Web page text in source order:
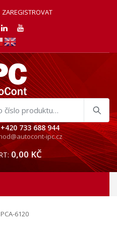
733 688 944
ipc.cz
0,00 KČ
PCA-6120